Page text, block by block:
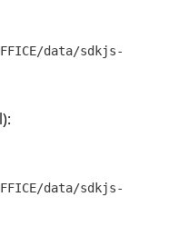
data/sdkjs-
data/sdkjs-